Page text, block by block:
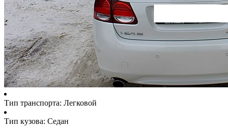
Тип транспорта: Легковой
Тип кузова: Седан